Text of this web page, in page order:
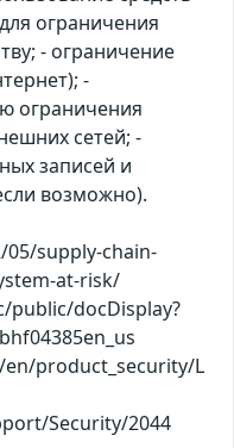
ограничения
- ограничение
-
ограничения
сетей; -
записей и
возможно).
supply-chain-
at-risk/
docDisplay?
product_security/L
Security/2044